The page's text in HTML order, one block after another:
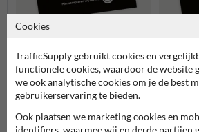
Stickerset 10 stuks
120x75mm vinyl -
Discriminatie = Kansloos
Mini-
=
Cookies
TrafficSupply gebruikt cookies en
functionele cookies, waardoor de website
we ook analytische cookies om je de best
gebruikerservaring te bieden.
Ook plaatsen we marketing cookies en
identifiers, waarmee wij en derde partijen